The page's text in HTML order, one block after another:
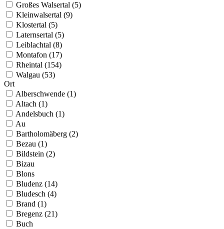
Großes Walsertal (5)
Kleinwalsertal (9)
Klostertal (5)
Laternsertal (5)
Leiblachtal (8)
Montafon (17)
Rheintal (154)
Walgau (53)
Ort
Alberschwende (1)
Altach (1)
Andelsbuch (1)
Au
Bartholomäberg (2)
Bezau (1)
Bildstein (2)
Bizau
Blons
Bludenz (14)
Bludesch (4)
Brand (1)
Bregenz (21)
Buch